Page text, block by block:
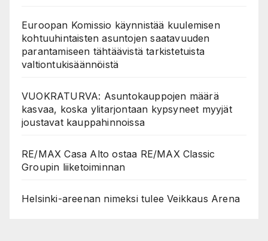
Euroopan Komissio käynnistää kuulemisen
kohtuuhintaisten asuntojen saatavuuden
parantamiseen tähtäävistä tarkistetuista
valtiontukisäännöistä
VUOKRATURVA: Asuntokauppojen määrä
kasvaa, koska ylitarjontaan kypsyneet myyjät
joustavat kauppahinnoissa
RE/MAX Casa Alto ostaa RE/MAX Classic
Groupin liiketoiminnan
Helsinki-areenan nimeksi tulee Veikkaus Arena